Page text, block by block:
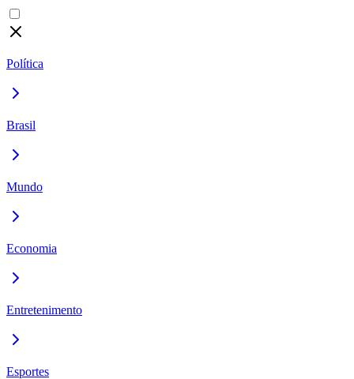
Política
Brasil
Mundo
Economia
Entretenimento
Esportes